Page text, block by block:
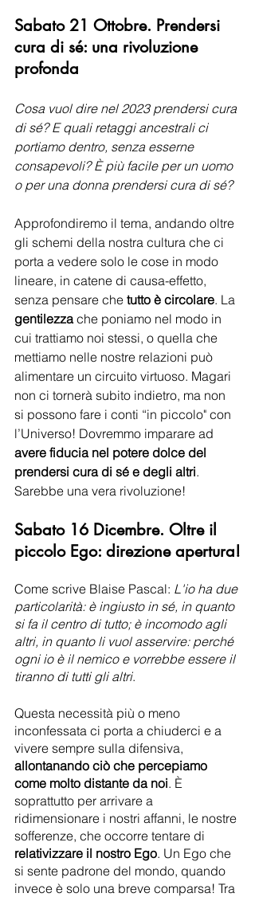
Sabato 21 Ottobre. Prendersi
cura di sé: una rivoluzione
profonda
Cosa vuol dire nel 2023 prendersi cura
di sé? E quali retaggi ancestrali ci
portiamo dentro, senza esserne
consapevoli? È più facile per un uomo
o per una donna prendersi cura di sé?
Approfondiremo il tema, andando oltre
gli schemi della nostra cultura che ci
porta a vedere solo le cose in modo
lineare, in catene di causa-effetto,
senza pensare che tutto è circolare. La
gentilezza che poniamo nel modo in
cui trattiamo noi stessi, o quella che
mettiamo nelle nostre relazioni può
alimentare un circuito virtuoso. Magari
non ci tornerà subito indietro, ma non
si possono fare i conti “in piccolo" con
l’Universo! Dovremmo imparare ad
avere fiducia nel potere dolce del
prendersi cura di sé e degli altri.
Sarebbe una vera rivoluzione!
Sabato 16 Dicembre. Oltre il
piccolo Ego: direzione apertura!
Come scrive Blaise Pascal: L'io ha due
particolarità: è ingiusto in sé, in quanto
si fa il centro di tutto; è incomodo agli
altri, in quanto li vuol asservire: perché
ogni io è il nemico e vorrebbe essere il
tiranno di tutti gli altri.
Questa necessità più o meno
inconfessata ci porta a chiuderci e a
vivere sempre sulla difensiva,
allontanando ciò che percepiamo
come molto distante da noi. È
soprattutto per arrivare a
ridimensionare i nostri affanni, le nostre
sofferenze, che occorre tentare di
relativizzare il nostro Ego. Un Ego che
si sente padrone del mondo, quando
invece è solo una breve comparsa! Tra